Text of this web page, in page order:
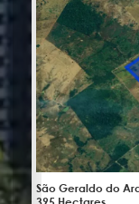
São Geraldo do